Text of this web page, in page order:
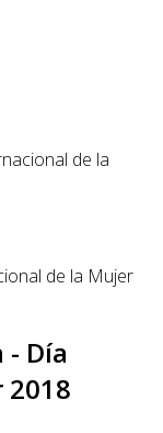
de la
Día